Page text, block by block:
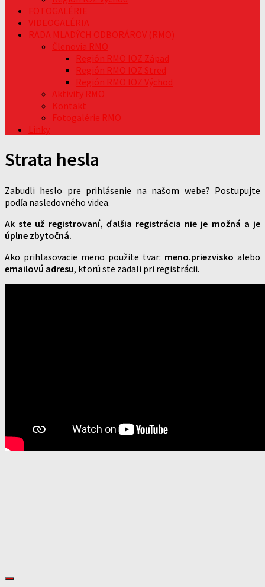
FOTOGALÉRIE
VIDEOGALÉRIA
RADA MLADÝCH ODBORÁROV (RMO)
Členovia RMO
Región RMO IOZ Západ
Región RMO IOZ Stred
Región RMO IOZ Východ
Aktivity RMO
Kontakt
Fotogalérie RMO
Linky
Strata hesla
Zabudli heslo pre prihlásenie na našom webe? Postupujte
podľa nasledovného videa.
Ak ste už registrovaní, ďalšia registrácia nie je možná a je
úplne zbytočná.
Ako prihlasovacie meno použite tvar: meno.priezvisko alebo
emailovú adresu, ktorú ste zadali pri registrácii.